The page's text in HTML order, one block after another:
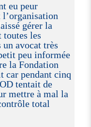
eu peur
gérer la
toutes les
avocat très
peu informée
la Fondation
car pendant cinq
tentait de
mettre à mal la
total